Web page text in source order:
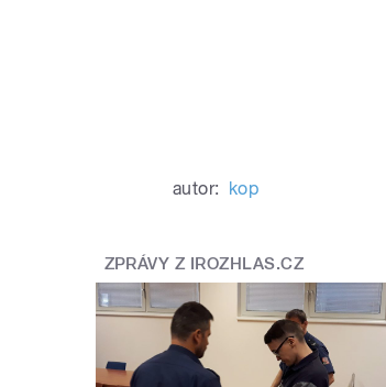
autor: kop
ZPRÁVY Z IROZHLAS.CZ